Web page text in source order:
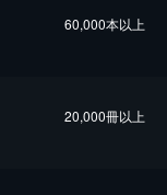
60,000本以上
20,000冊以上